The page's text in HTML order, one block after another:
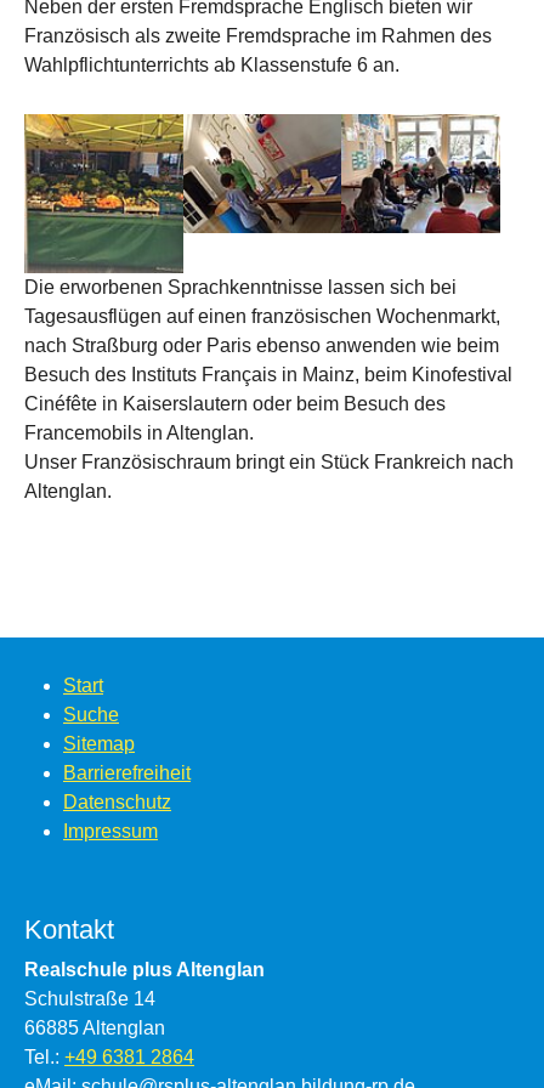
Neben der ersten Fremdsprache Englisch bieten wir
Französisch als zweite Fremdsprache im Rahmen des
Wahlpflichtunterrichts ab Klassenstufe 6 an.
Show larger versionShow larger versionShow larger version
Die erworbenen Sprachkenntnisse lassen sich bei
Tagesausflügen auf einen französischen Wochenmarkt,
nach Straßburg oder Paris ebenso anwenden wie beim
Besuch des Instituts Français in Mainz, beim Kinofestival
Cinéfête in Kaiserslautern oder beim Besuch des
Francemobils in Altenglan.
Unser Französischraum bringt ein Stück Frankreich nach
Altenglan.
Start
Suche
Sitemap
Barrierefreiheit
Datenschutz
Impressum
Kontakt
Realschule plus Altenglan
Schulstraße 14
66885 Altenglan
Tel.: +49 6381 2864